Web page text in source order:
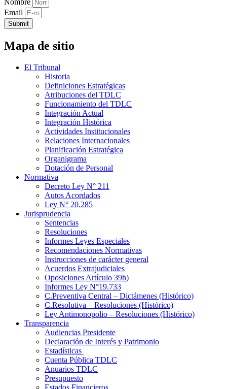
Nombre
Email
Submit
Mapa de sitio
El Tribunal
Historia
Definiciones Estratégicas
Atribuciones del TDLC
Funcionamiento del TDLC
Integración Actual
Integración Histórica
Actividades Institucionales
Relaciones Internacionales
Planificación Estratégica
Organigrama
Dotación de Personal
Normativa
Decreto Ley N° 211
Autos Acordados
Ley N° 20.285
Jurisprudencia
Sentencias
Resoluciones
Informes Leyes Especiales
Recomendaciones Normativas
Instrucciones de carácter general
Acuerdos Extrajudiciales
Oposiciones Artículo 39h)
Informes Ley N°19.733
C.Preventiva Central – Dictámenes (Histórico)
C.Resolutiva – Resoluciones (Histórico)
Ley Antimonopolio – Resoluciones (Histórico)
Transparencia
Audiencias Presidente
Declaración de Interés y Patrimonio
Estadísticas
Cuenta Pública TDLC
Anuarios TDLC
Presupuesto
Estados Financieros